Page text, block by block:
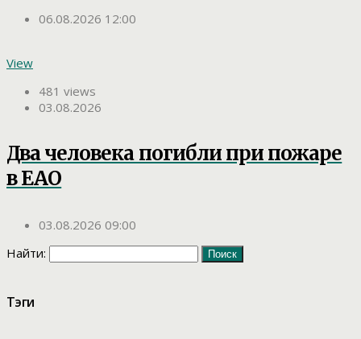
06.08.2026 12:00
View
481 views
03.08.2026
Два человека погибли при пожаре
в ЕАО
03.08.2026 09:00
Найти:
Тэги